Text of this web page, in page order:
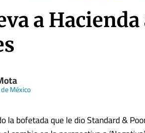
a
México
la bofetada que le dio Standard &